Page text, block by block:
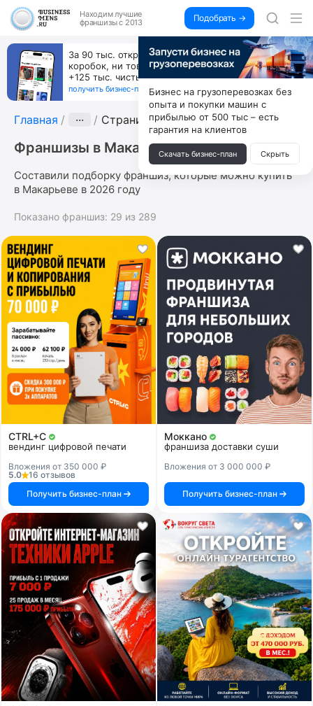
Находим лучшие
франшизы с 2013
Подобрать →
За 90 тыс. открой магазин на Авито, дома ни
коробок, ни товара, ни склада, зато каждый месяц
+125 тыс. чистыми
получить бизнес-план ↓
Главная ··· Страница 5
Франшизы в Макарьеве
Составили подборку франшиз, которые можно купить
в Макарьеве в 2026 году
Показано франшиз: 29 из 289
CTRL+C
вендинг цифровой печати
Вложения от 350 000 ₽
5.0
16 отзывов
Получить бизнес-план
Моккано
франшиза доставки суши
Вложения от 3 000 000 ₽
Получить бизнес-план
Бизнес на грузоперевозках без
опыта и покупки машин с
прибылью от 500 тыс – есть
гарантия на клиентов
Скачать бизнес-план Скрыть